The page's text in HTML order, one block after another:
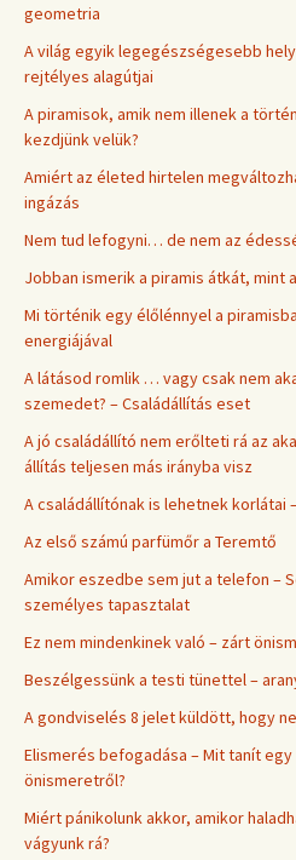
geometria
A világ egyik legegészségesebb
rejtélyes alagútjai
A piramisok, amik nem illenek a
kezdjünk velük?
Amiért az életed hirtelen
ingázás
Nem tud lefogyni… de nem az
Jobban ismerik a piramis átkát, mint
Mi történik egy élőlénnyel a
energiájával
A látásod romlik … vagy csak nem
szemedet? – Családállítás eset
A jó családállító nem erőlteti rá az
állítás teljesen más irányba visz
A családállítónak is lehetnek korlátai
Az első számú parfümőr a Teremtő
Amikor eszedbe sem jut a telefon –
személyes tapasztalat
Ez nem mindenkinek való – zárt
Beszélgessünk a testi tünettel –
A gondviselés 8 jelet küldött, hogy
Elismerés befogadása – Mit tanít
önismeretről?
Miért pánikolunk akkor, amikor
vágyunk rá?